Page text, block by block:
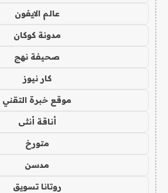
عالم الايفون
مدونة كوكان
صحيفة نهج
كار نيوز
موقع خبرة التقني
أناقة أنثى
متورخ
مدسن
روتانا تسويق